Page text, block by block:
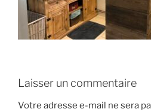
Laisser un commentaire
Votre adresse e-mail ne sera